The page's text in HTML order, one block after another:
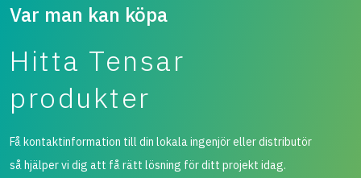
Var man kan köpa
Hitta Tensar
produkter
Få kontaktinformation till din lokala ingenjör eller distributör
så hjälper vi dig att få rätt lösning för ditt projekt idag.